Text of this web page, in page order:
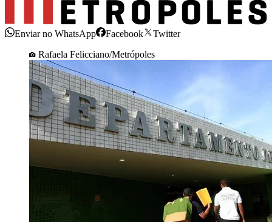
Enviar no WhatsApp Facebook
Twitter
Rafaela Felicciano/Metrópoles